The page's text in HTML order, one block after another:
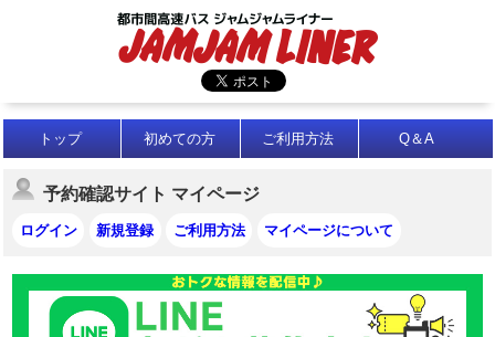
トップ 初めての方 ご利用方法 Q＆A
予約確認サイト マイページ
ログイン 新規登録 ご利用方法 マイページについて